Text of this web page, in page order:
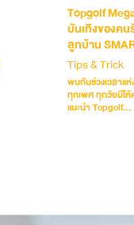
Topgolf
บันเทิงของค
ลูกบ้าน
Tips & Trick
พบกับช่วงเวลาแ
ทุกเพศ ทุกวัยมีให้
แนะนำ Topgolf...